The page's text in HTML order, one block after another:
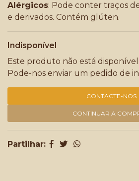
Alérgicos: Pode conter traços
e derivados. Contém glúten.
Indisponível
Este produto não está
Pode-nos enviar um pedido de
CONTACTE-NOS
CONTINUAR A
Partilhar: